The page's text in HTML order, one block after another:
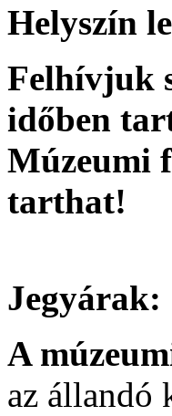
Helyszín
Felhívjuk
időben
Múzeumi
tarthat!
Jegyárak:
A
az állandó